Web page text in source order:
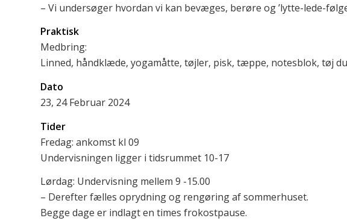
– Vi undersøger hvordan vi kan bevæges, berøre og ’lytte-lede-
Praktisk
Medbring:
Linned, håndklæde, yogamåtte, tøjler, pisk, tæppe, notesblok, tøj
Dato
23, 24 Februar 2024
Tider
Fredag: ankomst kl 09
Undervisningen ligger i tidsrummet 10-17
Lørdag: Undervisning mellem 9 -15.00
– Derefter fælles oprydning og rengøring af sommerhuset.
Begge dage er indlagt en times frokostpause.